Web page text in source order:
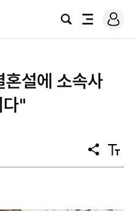
검
전
로
그
혼설에 소속사
"
공
유
텍
스